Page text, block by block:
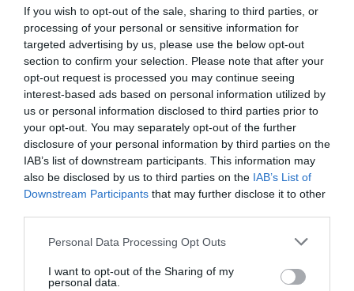
If you wish to opt-out of the sale, sharing to third parties, or
processing of your personal or sensitive information for
targeted advertising by us, please use the below opt-out
section to confirm your selection. Please note that after your
opt-out request is processed you may continue seeing
interest-based ads based on personal information utilized by
us or personal information disclosed to third parties prior to
your opt-out. You may separately opt-out of the further
disclosure of your personal information by third parties on the
IAB’s list of downstream participants. This information may
also be disclosed by us to third parties on the IAB’s List of
Downstream Participants that may further disclose it to other
Personal Data Processing Opt Outs
I want to opt-out of the Sharing of my
personal data.
jeśli karta graficzna wymaga nadmiernej mocy przez krótki
czas: Dark Power Pro 13 1300 W z łatwością radzi sobie ze
skokami mocy, nawet do dwukrotności swojej mocy
znamionowej. Zapewnia to niezawodną współpracę z następną
generacją procesorów i kart graficznych.
Niezawodna stabilność i wydajność sygnałuPoznaj
zaawansowany technologicznie zasilacz be quiet! Zastosowanie
zaawansowanej technologii cyfrowego pełnego mostka LLC
skutkuje wyższą sprawnością, lepszą regulacją i niższymi
szumami tętnień dla nieporównywalnie stabilnej pracy.
Opatentowana technologia wentylatorów dla praktycznie
niesłyszalnej pracyWentylator be quiet! Silent Wings
zamontowany na statywie zapewnia maksymalny przepływ
powietrza i praktycznie niesłyszalną pracę. Dzieje się tak dzięki
łożysku dynamicznemu i 6-polowemu silnikowi wentylatora, co
zapewnia mniejsze wibracje, wyjątkowo długą żywotność i
minimalne zużycie energii.
Dłuższa żywotność
Wlot wentylatora w Dark Power Pro 13 1300